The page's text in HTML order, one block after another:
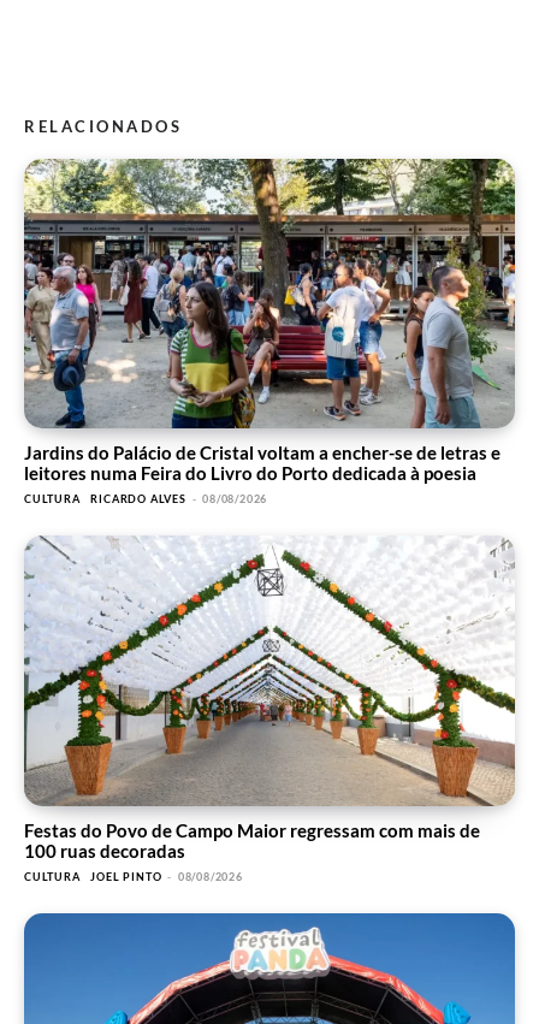
RELACIONADOS
Jardins do Palácio de Cristal voltam a encher-se de letras e
leitores numa Feira do Livro do Porto dedicada à poesia
CULTURA RICARDO ALVES - 08/08/2026
Festas do Povo de Campo Maior regressam com mais de
100 ruas decoradas
CULTURA JOEL PINTO - 08/08/2026